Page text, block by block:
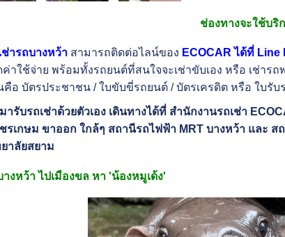
ช่องทางจะใช้บริ
ช่ารถบางหว้า สามารถติดต่อไลน์ของ ECOCAR ได้ที่ Line
ค่าใช้จ่าย พร้อมทั้งรถยนต์ที่สนใจจะเช่าขับเอง หรือ เช่าร
คือ บัตรประชาชน / ใบขับขี่รถยนต์ / บัตรเครดิต หรือ ใบรั
ารับรถเช่าด้วยตัวเอง เดินทางได้ที่ สำนักงานรถเช่า
รเกษม ขาออก ใกล้ๆ สถานีรถไฟฟ้า MRT บางหว้า และ ส
าลัยสยาม
างหว้า ไปเมืองขล หา 'น้องหมูเด้ง'